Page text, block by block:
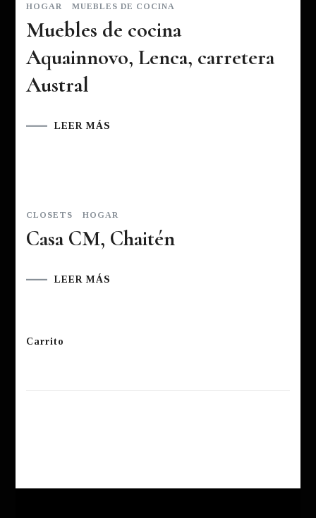
HOGAR MUEBLES DE COCINA
Muebles de cocina
Aquainnovo, Lenca, carretera
Austral
LEER MÁS
CLOSETS HOGAR
Casa CM, Chaitén
LEER MÁS
Carrito